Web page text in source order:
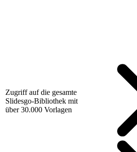
Zugriff auf die gesamte
Slidesgo-Bibliothek mit
über 30.000 Vorlagen